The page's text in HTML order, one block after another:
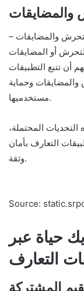
والمضايقات
– تواجه التطبيقات التعارف تحديات في إدارة التحرش والمضايقات
أو المضايقات
أن تتبع التطبيقات
وحماية
مستخدميها.
التحديات المحتملة،
التعارف بأمان
وثقة.
Source:
حياة عبر
التعارف
المشتركة